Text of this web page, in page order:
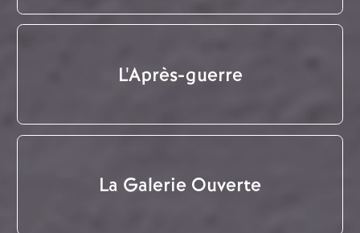
L'Après-guerre
La Galerie Ouverte